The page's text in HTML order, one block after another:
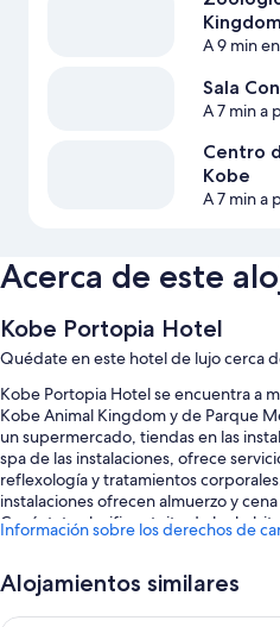
Kingdom
A 9 min
Sala
A 7 min a
Centro
Kobe
A 7 min a
Acerca de este
Kobe Portopia Hotel
Quédate en este hotel de lujo cerca
Kobe Portopia Hotel se encuentra a
Kobe Animal Kingdom y de Parque
un supermercado, tiendas en las
spa de las instalaciones, ofrece
reflexología y tratamientos
instalaciones ofrecen almuerzo y
Conéctate al wifi gratuito de las
Aquí tienes otros servicios:
Desayuno bufé (de pago), un
Información sobre los derechos de
Alojamientos similares